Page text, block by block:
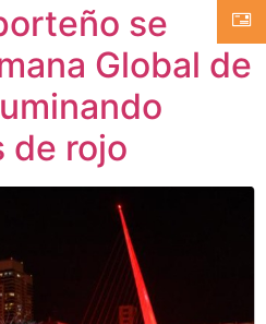
se
Global de
de rojo